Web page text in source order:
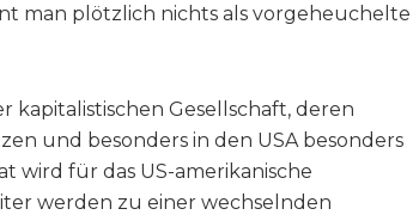
man plötzlich nichts als vorgeheuchelte
kapitalistischen Gesellschaft, deren
und besonders in den USA besonders
wird für das US-amerikanische
werden zu einer wechselnden